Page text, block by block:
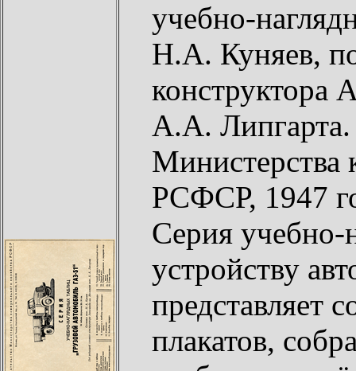
учебно-
Н.А. Куняев,
конструктора
А.А. Липгарта.
Министерства
РСФСР, 1947
Серия учебно-
устройству
представляет
плакатов,